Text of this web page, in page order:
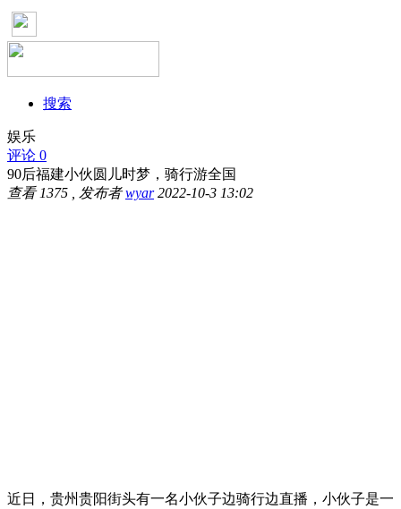
搜索
娱乐
评论 0
90后福建小伙圆儿时梦，骑行游全国
查看 1375 , 发布者wyar 2022-10-3 13:02
近日，贵州贵阳街头有一名小伙子边骑行边直播，小伙子是一